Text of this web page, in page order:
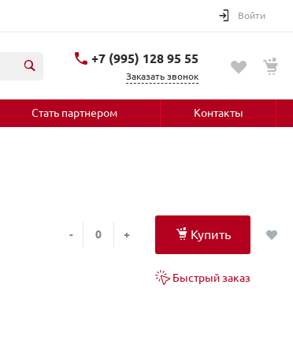
Войти
+7 (995) 128 95 55
Заказать звонок
Стать партнером Контакты
- + Купить
Быстрый заказ